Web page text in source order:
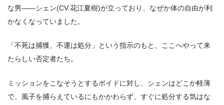
な男――シェン(CV.花江夏樹)が立っており、なぜか体の自由が利
かなくなっていました。
「不死は捕獲、不運は処分」という指示のもと、ここへやって来
たらしい否定者たち。
ミッションをこなそうとするボイドに対し、シェンはどこか軽薄
で、風子を捕らえているにもかかわらず、すぐに処分する気はな